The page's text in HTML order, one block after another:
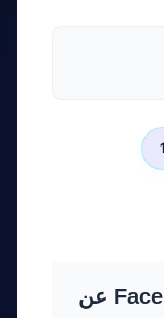
أعلنت Facebook Marketplace عن